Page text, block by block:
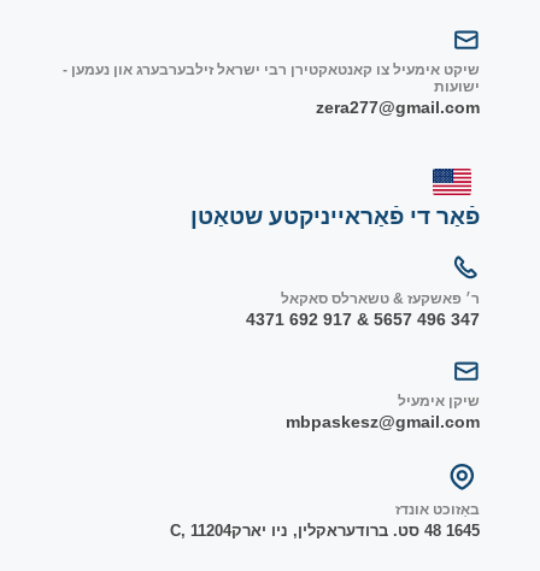
שיקט אימעיל צו קאנטאקטירן רבי ישראל זילבערבערג און נעמען -
ישועות
zera277@gmail.com
פֿאַר די פֿאַראייניקטע שטאַטן
ר׳ פאשקעז & טשארלס סאקאל
347 496 5657 & 917 692 4371
שיקן אימעיל
mbpaskesz@gmail.com
באַזוכט אונדז
1645 48 סט. ברודער אקלין, ניו יארק C, 11204